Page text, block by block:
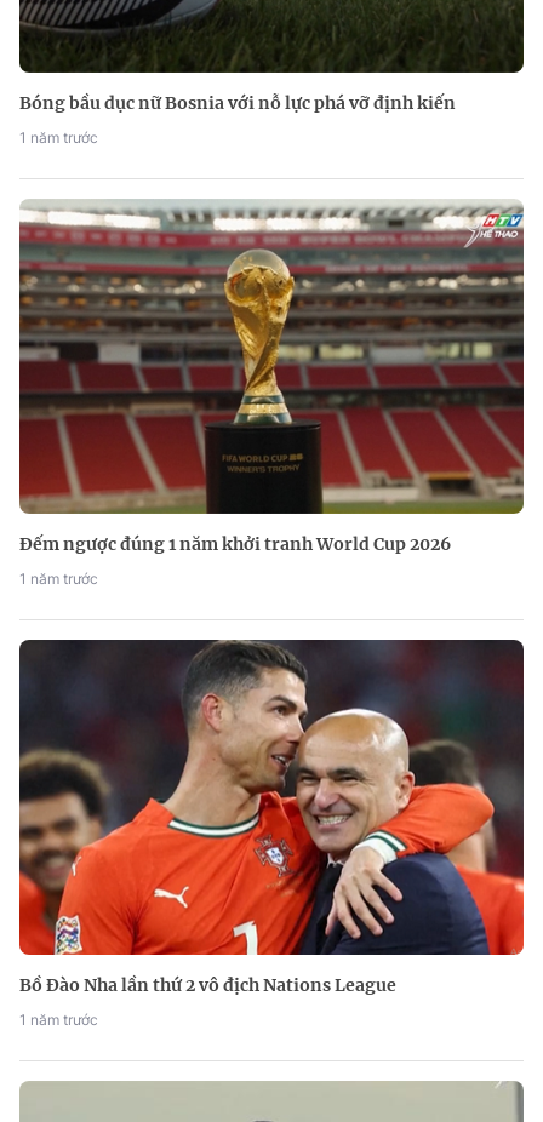
Bóng bầu dục nữ Bosnia với nỗ lực phá vỡ định kiến
1 năm trước
Đếm ngược đúng 1 năm khởi tranh World Cup 2026
1 năm trước
Bồ Đào Nha lần thứ 2 vô địch Nations League
1 năm trước